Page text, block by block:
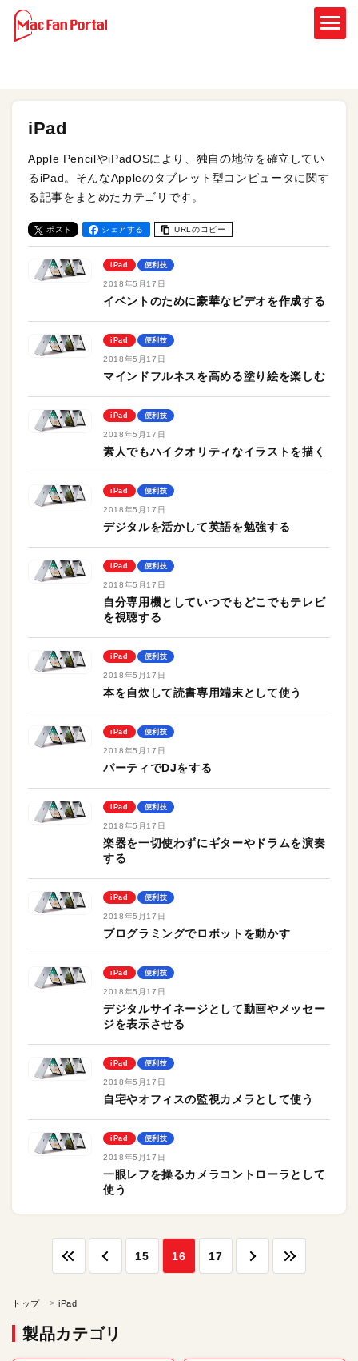
iPad
Apple PencilやiPadOSにより、独自の地位を確立してい
るiPad。そんなAppleのタブレット型コンピュータに関す
る記事をまとめたカテゴリです。
ポスト シェアする URLのコピー
iPad 便利技
2018年5月17日
イベントのために豪華なビデオを作成する
iPad 便利技
2018年5月17日
マインドフルネスを高める塗り絵を楽しむ
iPad 便利技
2018年5月17日
素人でもハイクオリティなイラストを描く
iPad 便利技
2018年5月17日
デジタルを活かして英語を勉強する
iPad 便利技
2018年5月17日
自分専用機としていつでもどこでもテレビ
を視聴する
iPad 便利技
2018年5月17日
本を自炊して読書専用端末として使う
iPad 便利技
2018年5月17日
パーティでDJをする
iPad 便利技
2018年5月17日
楽器を一切使わずにギターやドラムを演奏
する
iPad 便利技
2018年5月17日
プログラミングでロボットを動かす
iPad 便利技
2018年5月17日
デジタルサイネージとして動画やメッセー
ジを表示させる
iPad 便利技
2018年5月17日
自宅やオフィスの監視カメラとして使う
iPad 便利技
2018年5月17日
一眼レフを操るカメラコントローラとして
使う
15 16 17
トップ iPad
製品カテゴリ